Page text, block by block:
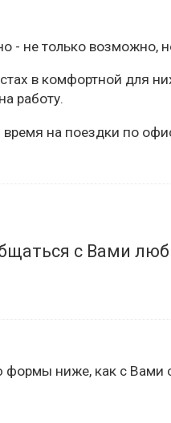
- не только возможно,
в комфортной для
работу.
время на поездки по
с Вами
ниже, как с Вами